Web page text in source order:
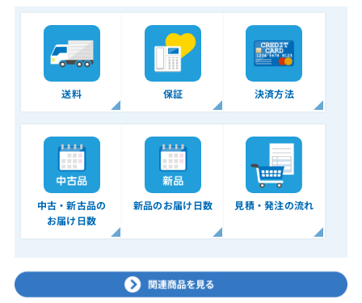
送料 保証 決済方法
中古・新古品の
お届け日数
新品のお届け日数 見積・発注の流れ